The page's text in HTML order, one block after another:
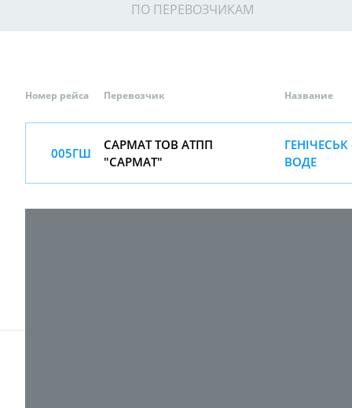
ПО ПЕРЕВОЗЧИКАМ
Номер рейса Перевозчик Название
005ГШ
САРМАТ ТОВ АТПП
"САРМАТ"
ВОДЕ